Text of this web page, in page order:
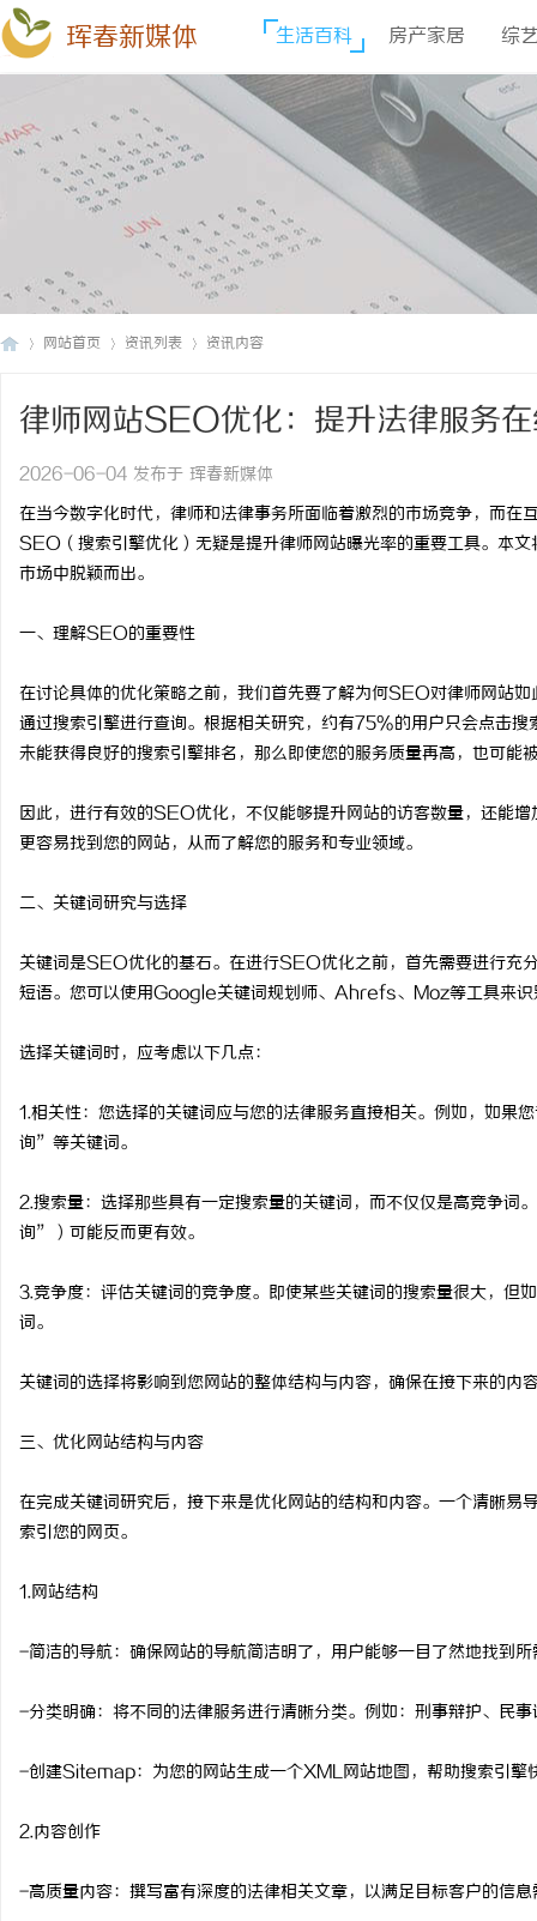
珲春新媒体 生活百科 房产家居 综
网站首页 资讯列表 资讯内容
律师网站SEO优化：提升法律服务
2026-06-04 发布于 珲春新媒体
在当今数字化时代，律师和法律事务所面临着激烈的市场竞争，而在
SEO（搜索引擎优化）无疑是提升律师网站曝光率的重要工具。本
市场中脱颖而出。
一、理解SEO的重要性
在讨论具体的优化策略之前，我们首先要了解为何SEO对律师网站
通过搜索引擎进行查询。根据相关研究，约有75%的用户只会点击
未能获得良好的搜索引擎排名，那么即使您的服务质量再高，也可能
因此，进行有效的SEO优化，不仅能够提升网站的访客数量，还能
更容易找到您的网站，从而了解您的服务和专业领域。
二、关键词研究与选择
关键词是SEO优化的基石。在进行SEO优化之前，首先需要进行充
短语。您可以使用Google关键词规划师、Ahrefs、Moz等工具来识
选择关键词时，应考虑以下几点：
1.相关性：您选择的关键词应与您的法律服务直接相关。例如，如
询”等关键词。
2.搜索量：选择那些具有一定搜索量的关键词，而不仅仅是高竞争
询”）可能反而更有效。
3.竞争度：评估关键词的竞争度。即使某些关键词的搜索量很大，但
词。
关键词的选择将影响到您网站的整体结构与内容，确保在接下来的内
三、优化网站结构与内容
在完成关键词研究后，接下来是优化网站的结构和内容。一个清晰
索引您的网页。
1.网站结构
-简洁的导航：确保网站的导航简洁明了，用户能够一目了然地找到所
-分类明确：将不同的法律服务进行清晰分类。例如：刑事辩护、民
-创建Sitemap：为您的网站生成一个XML网站地图，帮助搜索引擎
2.内容创作
-高质量内容：撰写富有深度的法律相关文章，以满足目标客户的信
年新能源轻卡续航能力对比推荐：5大
流平台三维解析
贝净 AC 国际医疗实验